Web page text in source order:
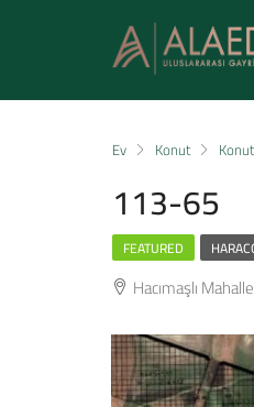
Ev Konut
113-65
FEATURED
Hacımaşlı